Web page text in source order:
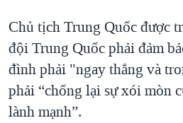
Chủ tịch Trung Quốc được
đội Trung Quốc phải đảm
đình phải "ngay thẳng và
phải “chống lại sự xói mòn
lành mạnh”.